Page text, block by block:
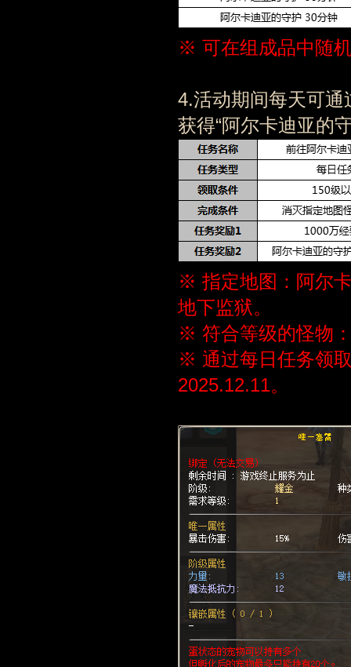
※ 可在组成品中随
4.活动期间每天可通
获得“阿尔卡迪亚的
※ 指定地图：阿尔
地下监狱。
※ 符合等级的怪物
※ 通过每日任务领
2025.12.11。